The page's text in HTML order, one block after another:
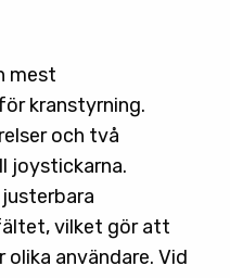
mest
kranstyrning.
och två
joystickarna.
vilket gör att
användare. Vid